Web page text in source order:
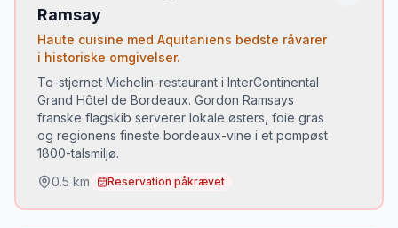
Ramsay
Haute cuisine med Aquitaniens bedste råvarer
i historiske omgivelser.
To-stjernet Michelin-restaurant i InterContinental
Grand Hôtel de Bordeaux. Gordon Ramsays
franske flagskib serverer lokale østers, foie gras
og regionens fineste bordeaux-vine i et pompøst
1800-talsmiljø.
0.5 km Reservation påkrævet